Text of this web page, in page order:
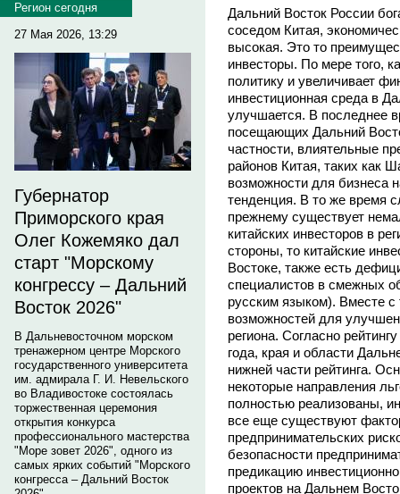
Регион сегодня
27 Мая 2026, 13:29
Губернатор
Приморского края
Олег Кожемяко дал
старт "Морскому
конгрессу – Дальний
Восток 2026"
В Дальневосточном морском
тренажерном центре Морского
государственного университета
им. адмирала Г. И. Невельского
во Владивостоке состоялась
торжественная церемония
открытия конкурса
профессионального мастерства
"Море зовет 2026", одного из
самых ярких событий "Морского
конгресса – Дальний Восток
Дальний Восток России
соседом Китая,
высокая. Это то
инвесторы. По мере того,
политику и увеличивает
инвестиционная среда в
улучшается. В последнее
посещающих Дальний
частности, влиятельные
районов Китая, таких как
возможности для бизнеса
тенденция. В то же время
прежнему существует
китайских инвесторов в
стороны, то китайские
Востоке, также есть
специалистов в смежных
русским языком). Вместе
возможностей для
региона. Согласно
года, края и области
нижней части рейтинга.
некоторые направления
полностью реализованы,
все еще существуют
предпринимательских
безопасности
предикацию
проектов на Дальнем